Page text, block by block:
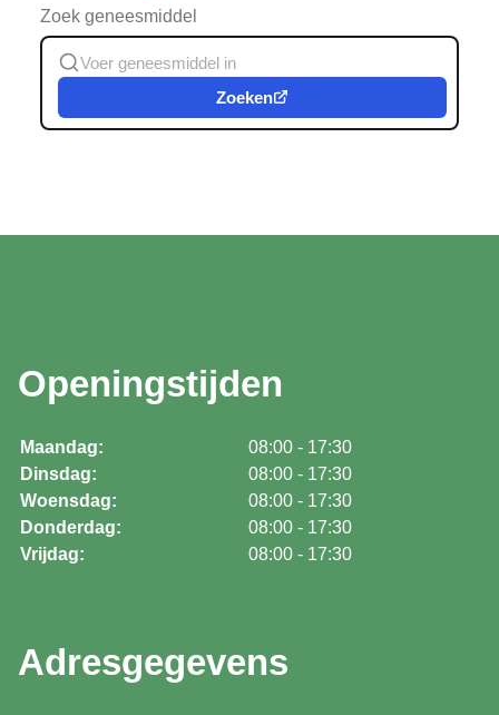
Zoek geneesmiddel
Zoeken
Openingstijden
Maandag:
08:00 - 17:30
Dinsdag:
08:00 - 17:30
Woensdag:
08:00 - 17:30
Donderdag:
08:00 - 17:30
Vrijdag:
08:00 - 17:30
Adresgegevens